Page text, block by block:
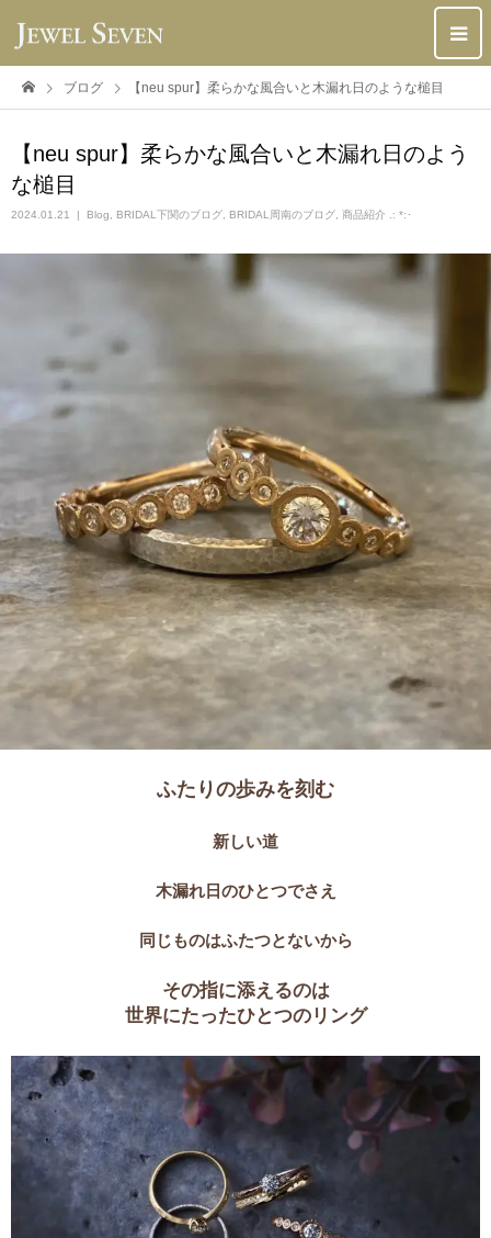
ブログ 【neu spur】柔らかな風合いと木漏れ日のような槌目
【neu spur】柔らかな風合いと木漏れ日のよう
な槌目
2024.01.21 Blog BRIDAL下関のブログ BRIDAL周南のブログ 商品紹介 .: *:･
ふたりの歩みを刻む
新しい道
木漏れ日のひとつでさえ
同じものはふたつとないから
その指に添えるのは
世界にたったひとつのリング